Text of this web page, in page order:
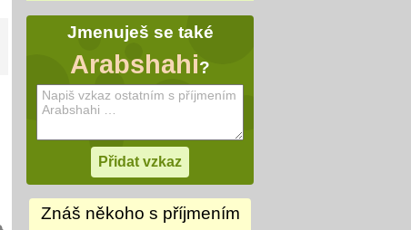
Jmenuješ se také
Arabshahi?
Znáš někoho s příjmením